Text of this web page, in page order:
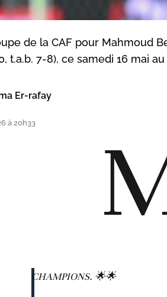
de la CAF pour Mahmoud
t.a.b. 7-8), ce samedi 16 mai
Er-rafay
à 20h33
CHAMPIONS. 🌟🌟